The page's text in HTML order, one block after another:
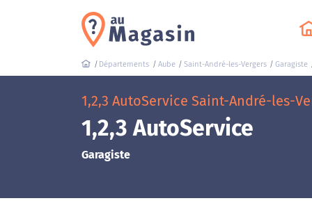
Départements Aube Saint-André-les-Vergers Garagiste
1,2,3 AutoService Saint-André-les-
1,2,3 AutoService
Garagiste